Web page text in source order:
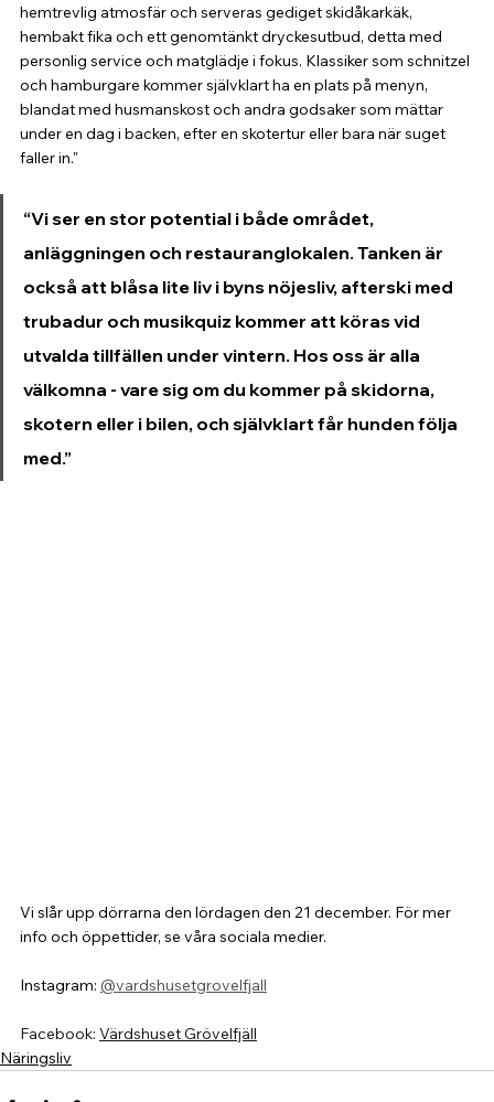
hemtrevlig atmosfär och serveras gediget skidåkarkäk,
hembakt fika och ett genomtänkt dryckesutbud, detta med
personlig service och matglädje i fokus. Klassiker som schnitzel
och hamburgare kommer självklart ha en plats på menyn,
blandat med husmanskost och andra godsaker som mättar
under en dag i backen, efter en skotertur eller bara när suget
faller in."
“Vi ser en stor potential i både området,
anläggningen och restauranglokalen. Tanken är
också att blåsa lite liv i byns nöjesliv, afterski med
trubadur och musikquiz kommer att köras vid
utvalda tillfällen under vintern. Hos oss är alla
välkomna - vare sig om du kommer på skidorna,
skotern eller i bilen, och självklart får hunden följa
med.”
Vi slår upp dörrarna den lördagen den 21 december. För mer
info och öppettider, se våra sociala medier.
Instagram: @vardshusetgrovelfjall
Facebook: Värdshuset Grövelfjäll
Näringsliv